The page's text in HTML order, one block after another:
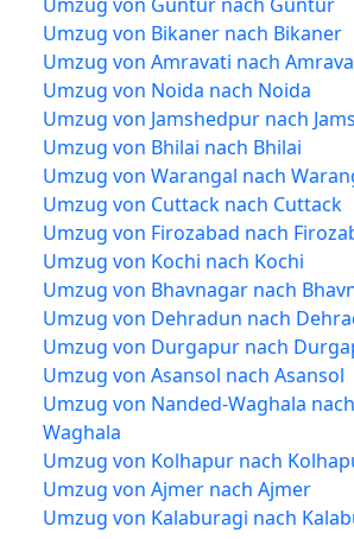
Umzug von Bikaner nach Bikaner
Umzug von Amravati nach
Umzug von Noida nach Noida
Umzug von Jamshedpur nach
Umzug von Bhilai nach Bhilai
Umzug von Warangal nach
Umzug von Cuttack nach Cuttack
Umzug von Firozabad nach
Umzug von Kochi nach Kochi
Umzug von Bhavnagar nach
Umzug von Dehradun nach
Umzug von Durgapur nach
Umzug von Asansol nach Asansol
Umzug von Nanded-Waghala
Waghala
Umzug von Kolhapur nach
Umzug von Ajmer nach Ajmer
Umzug von Kalaburagi nach